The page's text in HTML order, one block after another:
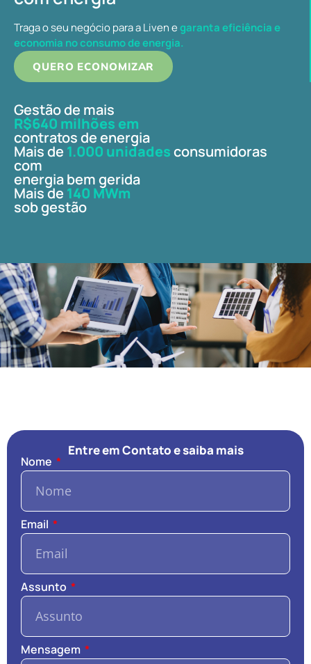
Traga o seu negócio para a Liven egaranta eficiência e
economia no consumo de energia.
QUERO ECONOMIZAR
Gestão de mais
R$640 milhões em
contratos de energia
Mais de 1.000 unidadesconsumidoras
com
energia bem gerida
Mais de 140 MWm
sob gestão
Entre em Contato e saiba mais
Nome
Email
Assunto
Mensagem